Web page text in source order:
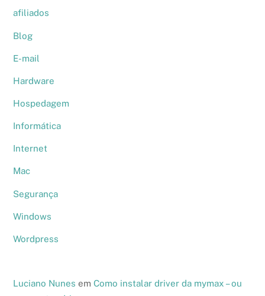
afiliados
Blog
E-mail
Hardware
Hospedagem
Informática
Internet
Mac
Segurança
Windows
Wordpress
Luciano Nunes emComo instalar driver da mymax – ou